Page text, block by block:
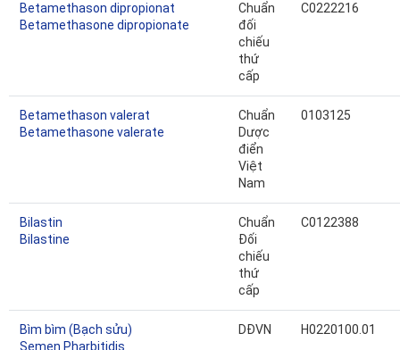
Betamethason dipropionat
Betamethasone dipropionate
Chuẩn
đối
chiếu
thứ
cấp
C0222216
Betamethason valerat
Betamethasone valerate
Chuẩn
Dược
điển
Việt
Nam
0103125
Bilastin
Bilastine
Chuẩn
Đối
chiếu
thứ
cấp
C0122388
Bìm bìm (Bạch sửu)
Semen Pharbitidis
DĐVN H0220100.01